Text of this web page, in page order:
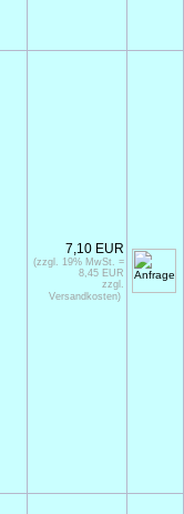
7,10 EUR
(zzgl. 19% MwSt. =
8,45 EUR
zzgl.
Versandkosten)